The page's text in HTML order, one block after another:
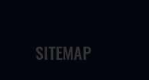
SITEMAP